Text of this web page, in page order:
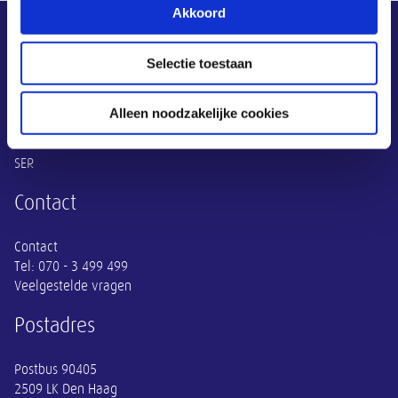
Akkoord
Selectie toestaan
Alleen noodzakelijke cookies
Overige informatie
SER
Adviezen
SER
Contact
Contact
Tel: 070 - 3 499 499
Veelgestelde vragen
Postadres
Postbus 90405
2509 LK Den Haag